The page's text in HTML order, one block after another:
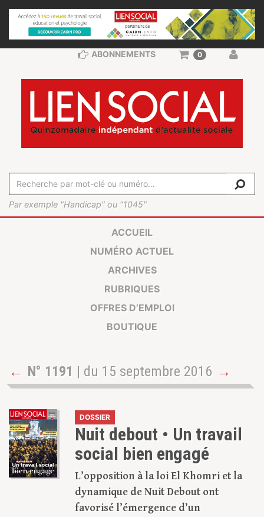
Par exemple "Handicap" ou "1045"
ABONNEMENTS 0
ACCUEIL
NUMÉRO ACTUEL
ARCHIVES
RUBRIQUES
OFFRES D’EMPLOI
BOUTIQUE
← N° 1191 | du 15 septembre 2016 →
DOSSIER
Nuit debout • Un travail
social bien engagé
L’opposition à la loi El Khomri et la
dynamique de Nuit Debout ont
favorisé l’émergence d’un